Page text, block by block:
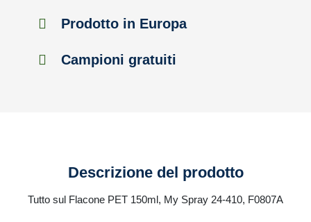
Prodotto in Europa
Campioni gratuiti
Descrizione del prodotto
Tutto sul Flacone PET 150ml, My Spray 24-410, F0807A